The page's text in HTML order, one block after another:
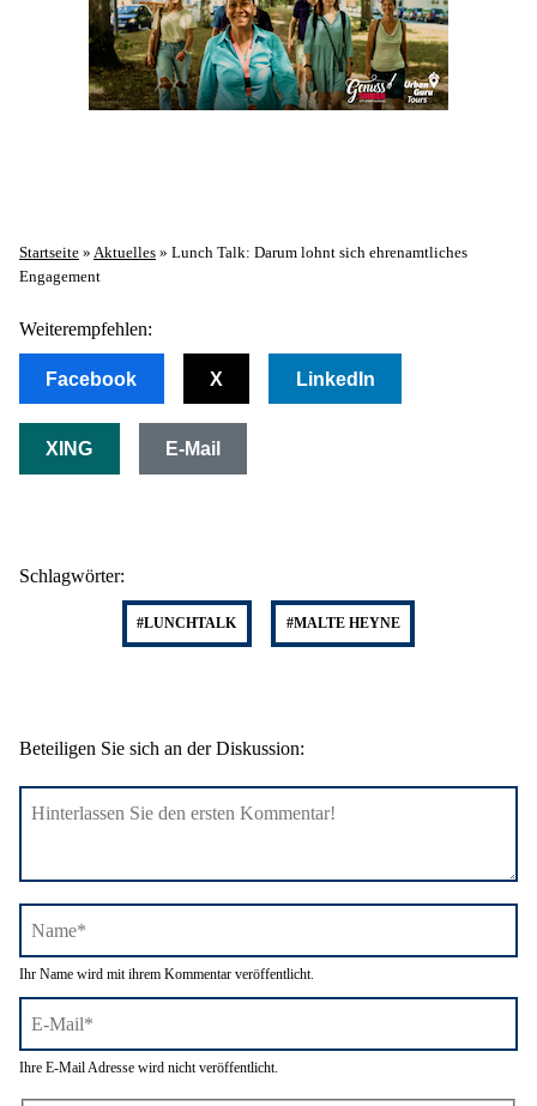
Startseite » Aktuelles » Lunch Talk: Darum lohnt sich ehrenamtliches
Engagement
Weiterempfehlen:
Facebook X LinkedIn
XING E-Mail
Schlagwörter:
#LUNCHTALK #MALTE HEYNE
Beteiligen Sie sich an der Diskussion:
Name*
Ihr Name wird mit ihrem Kommentar veröffentlicht.
E-
Mail*
Ihre E-Mail Adresse wird nicht veröffentlicht.